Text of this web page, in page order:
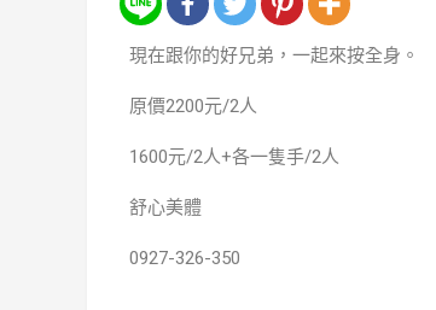
現在跟你的好兄弟，一起來按全身。
原價2200元/2人
1600元/2人+各一隻手/2人
舒心美體
0927-326-350